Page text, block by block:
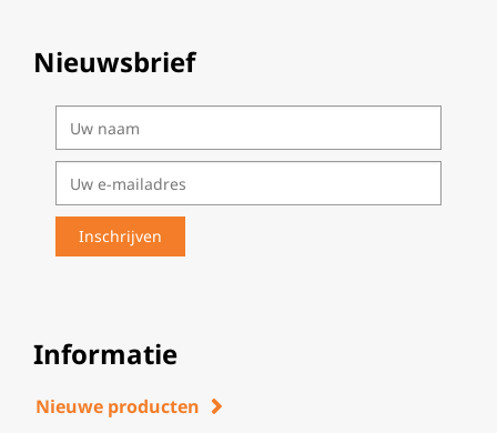
Nieuwsbrief
Informatie
Nieuwe producten